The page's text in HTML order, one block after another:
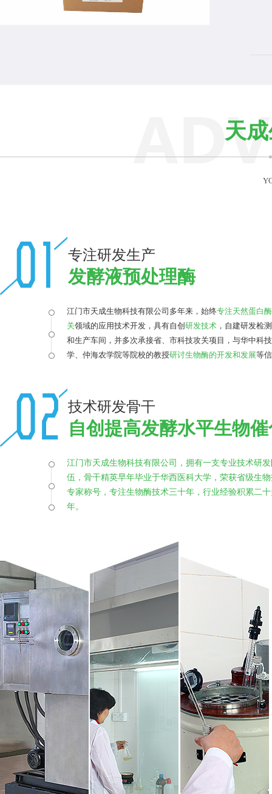
天
专注研发生产
发酵液预处理酶
江门市天成生物科技有限公司多年来，始终专注天然蛋白
关领域的应用技术开发，具有自创 研发技术 ，自建研发检
和生产车间，并多次承接省、市科技攻关项目，与华中科
学、仲海农学院等院校的教授研讨生物酶的开发和发展等
技术研发骨干
自创提高发酵水平生物
江门市天成生物科技有限公司，拥有一支专业技术研
伍， 骨干精英早年毕业于华西医科大学 ，荣获省级生
专家称号， 专注生物酶技术三十年 ， 行业经验积累二
年。
明显提高了相关产品的发酵水平，产生显著的经济效